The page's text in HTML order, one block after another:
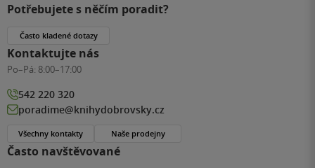
Často navštěvované
Potřebujete s něčím poradit?
Často kladené dotazy
Kontaktujte nás
Po–Pá: 8:00–17:00
542 220 320
poradime@knihydobrovsky.cz
Všechny kontakty Naše prodejny